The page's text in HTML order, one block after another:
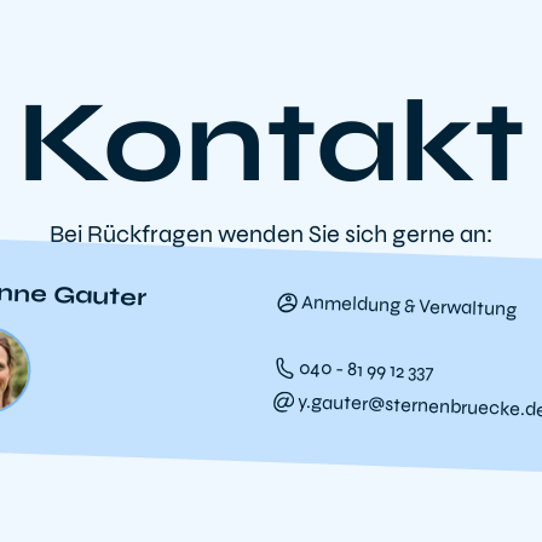
Kontakt
Bei Rückfragen wenden Sie sich gerne an:
Gauter Anmeldung & Verwaltung
040 - 81 99 12 337